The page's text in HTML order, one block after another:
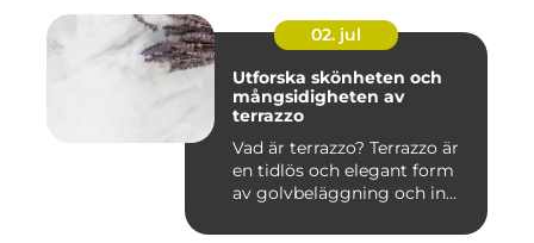
02. jul
Utforska skönheten och
mångsidigheten av
terrazzo
Vad är terrazzo? Terrazzo är
en tidlös och elegant form
av golvbeläggning och in...